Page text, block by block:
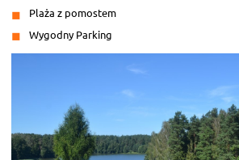
Plaża z pomostem
Wygodny Parking